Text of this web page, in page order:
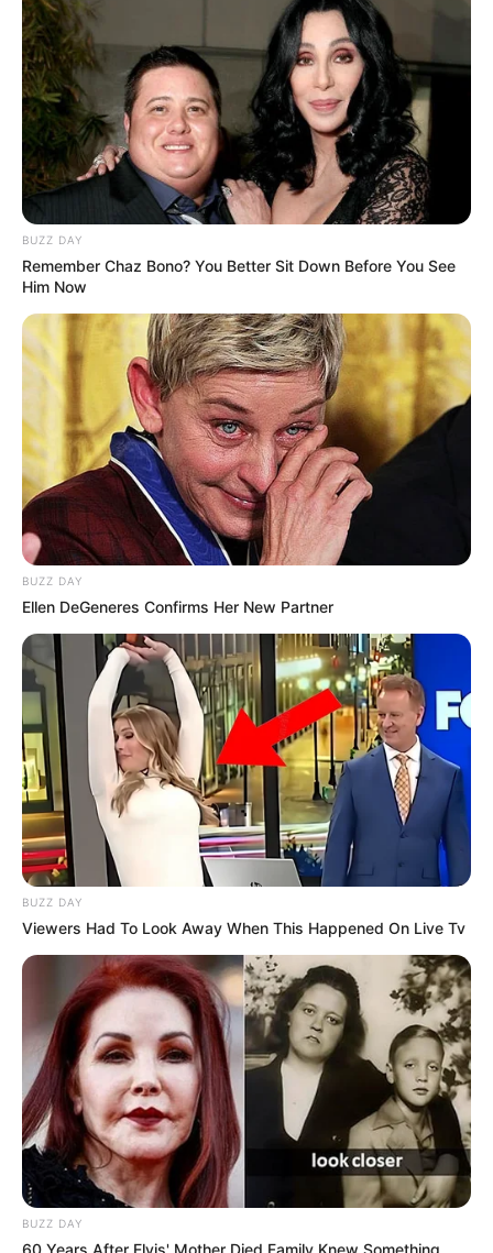
BUZZ DAY
Remember Chaz Bono? You Better Sit Down Before You See
Him Now
BUZZ DAY
Ellen DeGeneres Confirms Her New Partner
BUZZ DAY
Viewers Had To Look Away When This Happened On Live Tv
BUZZ DAY
60 Years After Elvis' Mother Died Family Knew Something